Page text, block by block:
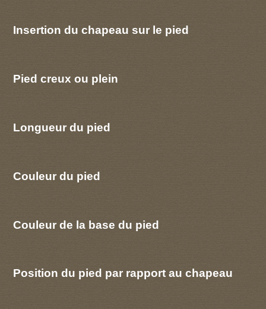
Insertion du chapeau sur le pied
Pied creux ou plein
Longueur du pied
Couleur du pied
Couleur de la base du pied
Position du pied par rapport au chapeau